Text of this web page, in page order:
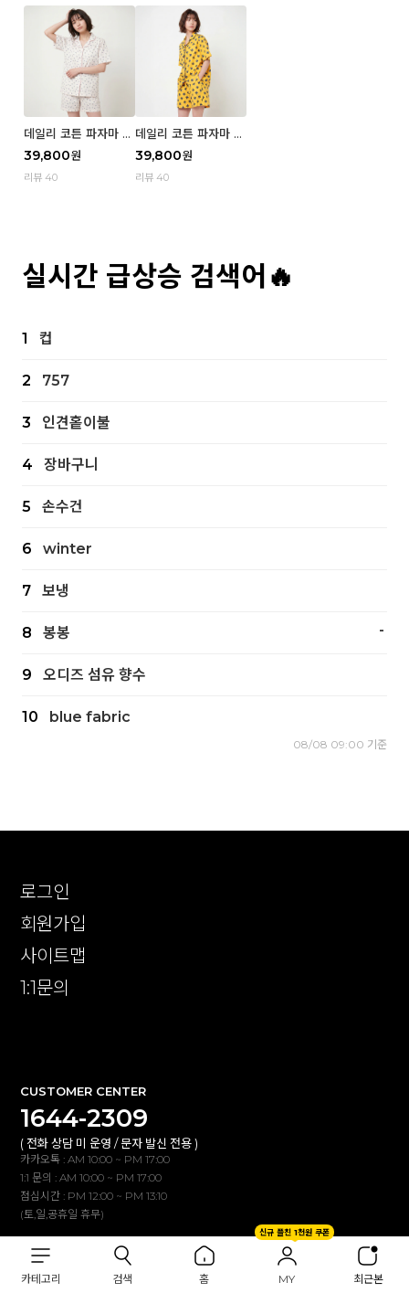
카테고리 검색 홈
신규 플친 1천원 쿠폰
MY 최근본
데일리 코튼 파자마 반
팔 세트 (우먼) - 02
Blue cherry
39,800원
리뷰 40
데일리 코튼 파자마 반
팔 세트 (우먼) - 01 Mi
z
39,800원
리뷰 40
실시간 급상승 검색어🔥
1 컵
2 757
3 인견홑이불
4 장바구니
5 손수건
6 winter
7 보냉
8 봉봉 -
9 오디즈 섬유 향수
10 blue fabric
08/08 09:00 기준
로그인
회원가입
사이트맵
1:1문의
CUSTOMER CENTER
1644-2309
( 전화 상담 미 운영 / 문자 발신 전용 )
카카오톡 : AM 10:00 ~ PM 17:00
1:1 문의 : AM 10:00 ~ PM 17:00
점심시간 : PM 12:00 ~ PM 13:10
(토,일,공휴일 휴무)
BANK INFO